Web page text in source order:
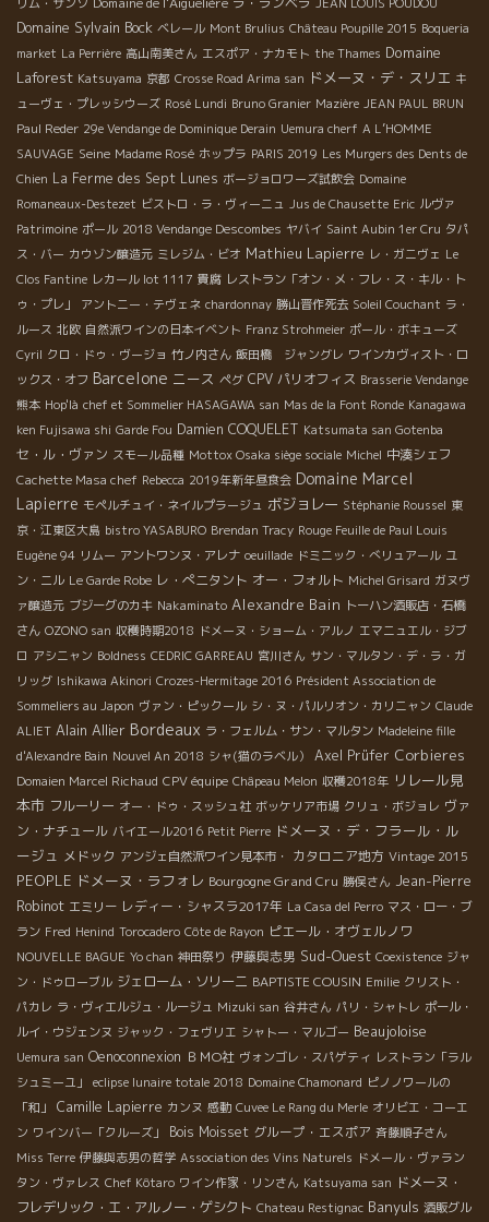
Domaine Sylvain Bock ベレール Mont Brulius Château Poupille 2015 Boqueria
market La Perrière 高山南美さん エスポア・ナカモト the Thames Domaine
Laforest Katsuyama 京都 Crosse Road Arima san ドメーヌ・デ・スリエ キ
ューヴェ・プレッシウーズ Rosé Lundi Bruno Granier Mazière JEAN PAUL BRUN
Paul Reder 29e Vendange de Dominique Derain Uemura cherf A L’HOMME
SAUVAGE Seine Madame Rosé ホップラ PARIS 2019 Les Murgers des Dents de
Chien La Ferme des Sept Lunes ボージョロワーズ試飲会 Domaine
Romaneaux-Destezet ビストロ・ラ・ヴィーニュ Jus de Chausette Eric ルヴァ
Patrimoine ポール 2018 Vendange Descombes ヤバイ Saint Aubin 1er Cru タパ
ス・バー カウゾン醸造元 ミレジム・ビオ Mathieu Lapierre レ・ガニヴェ Le
Clos Fantine レカール lot 1117 貴腐 レストラン「オン・メ・フレ・ス・キル・ト
ゥ・プレ」
アントニー・テヴェネ chardonnay 勝山晋作死去 Soleil Couchant ラ・
ルース 北欧 自然派ワインの日本イベント Franz Strohmeier ポール・ボキューズ
Cyril クロ・ドゥ・ヴージョ 竹ノ内さん 飯田橋 ジャングレ ワインカヴィスト・ロ
ックス・オフ Barcelone ニース ペグ CPV パリオフィス Brasserie Vendange
熊本 Hop'là chef et Sommelier HASAGAWA san Mas de la Font Ronde Kanagawa
ken Fujisawa shi Garde Fou Damien COQUELET Katsumata san Gotenba
セ・ル・ヴァン スモール品種 Mottox Osaka siège sociale Michel 中湊シェフ
Cachette Masa chef Rebecca 2019年新年昼食会 Domaine Marcel
Lapierre モペルチュイ・ネイルプラージュ ボジョレー Stéphanie Roussel 東
京・江東区大島 bistro YASABURO Brendan Tracy Rouge Feuille de Paul Louis
Eugène 94 リムー アントワンヌ・アレナ oeuillade ドミニック・べリュアール ユ
ン・ニル Le Garde Robe レ・ぺニタント オー・フォルト Michel Grisard ガヌヴ
ァ醸造元 ブジーグのカキ Nakaminato Alexandre Bain トーハン酒販店・石橋
さん OZONO san 収穫時期2018 ドメーヌ・ショーム・アルノ エマニュエル・ジブ
ロ アシニャン Boldness CEDRIC GARREAU 宮川さん サン・マルタン・デ・ラ・ガ
リッグ Ishikawa Akinori Crozes-Hermitage 2016 Président Association de
Sommeliers au Japon ヴァン・ピックール シ・ヌ・パルリオン・カリニャン Claude
ALIET Alain Allier Bordeaux ラ・フェルム・サン・マルタン Madeleine fille
d'Alexandre Bain Nouvel An 2018 シャ(猫のラベル） Axel Prüfer Corbieres
Domaien Marcel Richaud CPV équipe Châpeau Melon 収穫2018年 リレール見
本市 フルーリー オー・ドゥ・スッシュ社 ボッケリア市場 クリュ・ボジョレ ヴァ
ン・ナチュール バイエール2016 Petit Pierre ドメーヌ・デ・フラール・ル
ージュ メドック アンジェ自然派ワイン見本市・ カタロニア地方 Vintage 2015
PEOPLE ドメーヌ・ラフォレ Bourgogne Grand Cru 勝俣さん Jean-Pierre
Robinot エミリー レディー・シャスラ2017年 La Casa del Perro マス・ロー・ブ
ラン Fred Henind Torocadero Côte de Rayon ピエール・オヴェルノワ
NOUVELLE BAGUE Yo chan 神田祭り 伊藤與志男 Sud-Ouest Coexistence ジャ
ン・ドゥローブル ジェローム・ソリーニ BAPTISTE COUSIN Emilie クリスト・
パカレ ラ・ヴィエルジュ・ルージュ Mizuki san 谷井さん パリ・シャトレ ポール・
ルイ・ウジェンヌ ジャック・フェヴリエ シャトー・マルゴー Beaujoloise
Uemura san Oenoconnexion ＢＭО社 ヴォンゴレ・スパゲティ レストラン「ラル
シュミーユ」
eclipse lunaire totale 2018 Domaine Chamonard ピノノワールの
「和」
Camille Lapierre カンヌ 感動 Cuvee Le Rang du Merle オリビエ・コーエ
ン ワインバー「クルーズ」 Bois Moisset グループ・エスポア 斉藤順子さん
Miss Terre 伊藤與志男の哲学 Association des Vins Naturels ドメール・ヴァラン
タン・ヴァレス Chef Kôtaro ワイン作家・リンさん Katsuyama san ドメーヌ・
フレデリック・エ・アルノー・ゲシクト Chateau Restignac Banyuls 酒販グル